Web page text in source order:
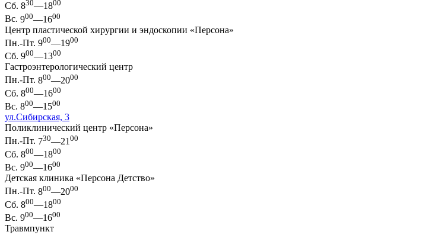
Сб. 830—1800
Вс. 900—1600
Центр пластической хирургии и эндоскопии «Персона»
Пн.-Пт. 900—1900
Сб. 900—1300
Гастроэнтерологический центр
Пн.-Пт. 800—2000
Сб. 800—1600
Вс. 800—1500
ул.Сибирская, 3
Поликлинический центр «Персона»
Пн.-Пт. 730—21 00
Сб. 800—1800
Вс. 900—1600
Детская клиника «Персона Детство»
Пн.-Пт. 800—2000
Сб. 800—1800
Вс. 900—1600
Травмпункт